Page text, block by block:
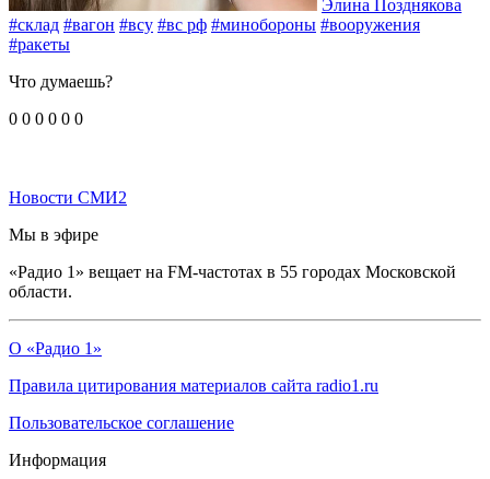
Элина Позднякова
#склад #вагон #всу #вс рф #минобороны #вооружения
#ракеты
Что думаешь?
0 0 0 0 0 0
Новости СМИ2
Мы в эфире
«Радио 1» вещает на FM-частотах в 55 городах Московской
области.
О «Радио 1»
Правила цитирования материалов сайта radio1.ru
Пользовательское соглашение
Информация